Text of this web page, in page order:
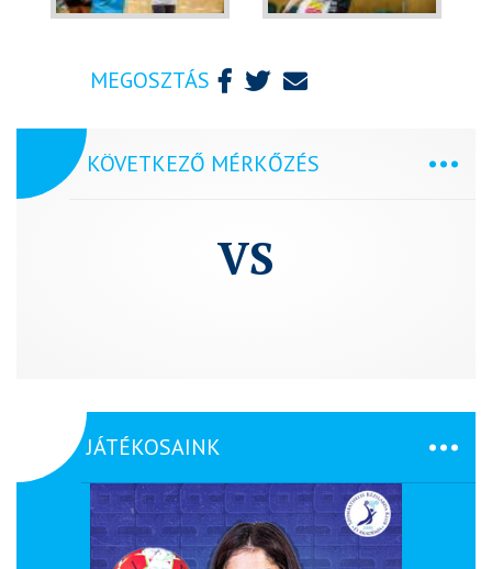
MEGOSZTÁS
KÖVETKEZŐ MÉRKŐZÉS
VS
JÁTÉKOSAINK